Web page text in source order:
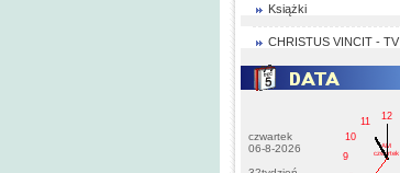
Książki
CHRISTUS VINCIT - TV
czwartek
06-8-2026
9
10
11
12
AM
czwartek